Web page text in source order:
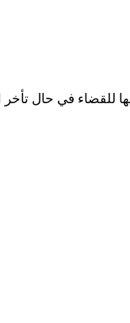
للقضاء في حال